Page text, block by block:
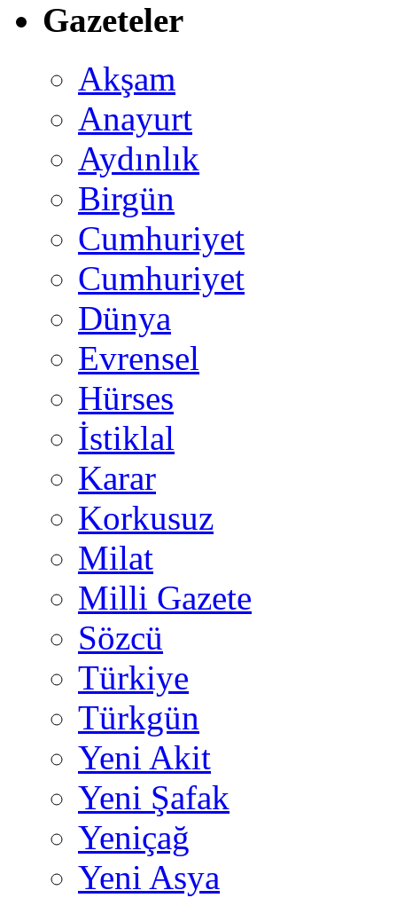
Gazeteler
Akşam
Anayurt
Aydınlık
Birgün
Cumhuriyet
Cumhuriyet
Dünya
Evrensel
Hürses
İstiklal
Karar
Korkusuz
Milat
Milli Gazete
Sözcü
Türkiye
Türkgün
Yeni Akit
Yeni Şafak
Yeniçağ
Yeni Asya